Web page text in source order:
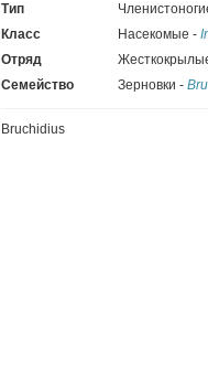
Тип
Класс
Насекомые -
Отряд
Семейство
Зерновки -
Bruchidius